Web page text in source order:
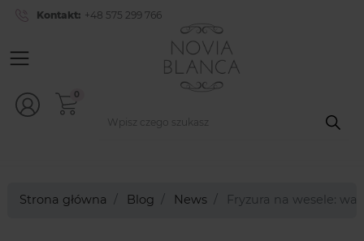
Kontakt: +48 575 299 766
0
Strona główna Blog News Fryzura na wesele: